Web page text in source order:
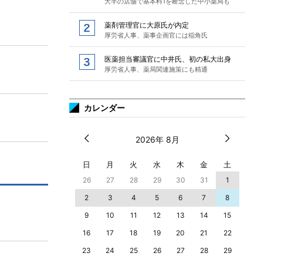
薬剤管理官に大原氏が内定
厚労省人事、薬事企画官には稲角氏
医薬担当審議官に中井氏、初の私大出身
厚労省人事、薬局関連施策にも精通
カレンダー
2026年 8月
日 月 火 水 木 金 土
26 27 28 29 30 31
1
2
3 4 5 6 7
8
9
10 11 12 13 14
15
16
17 18 19 20 21
22
23
24 25 26 27 28
29